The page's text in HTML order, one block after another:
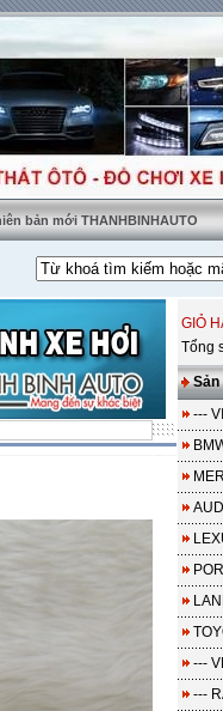
bản mới THANHBINHAUTO
nệm ghế da thật tặng sàn da---
GIỎ
Tổng
Sản
---
---
---